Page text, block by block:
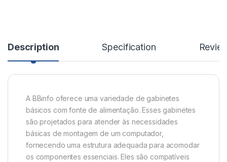
Description Specification
A BBinfo oferece uma variedade de gabinetes
básicos com fonte de alimentação. Esses gabinetes
são projetados para atender às necessidades
básicas de montagem de um computador,
fornecendo uma estrutura adequada para acomodar
os componentes essenciais. Eles são compatíveis